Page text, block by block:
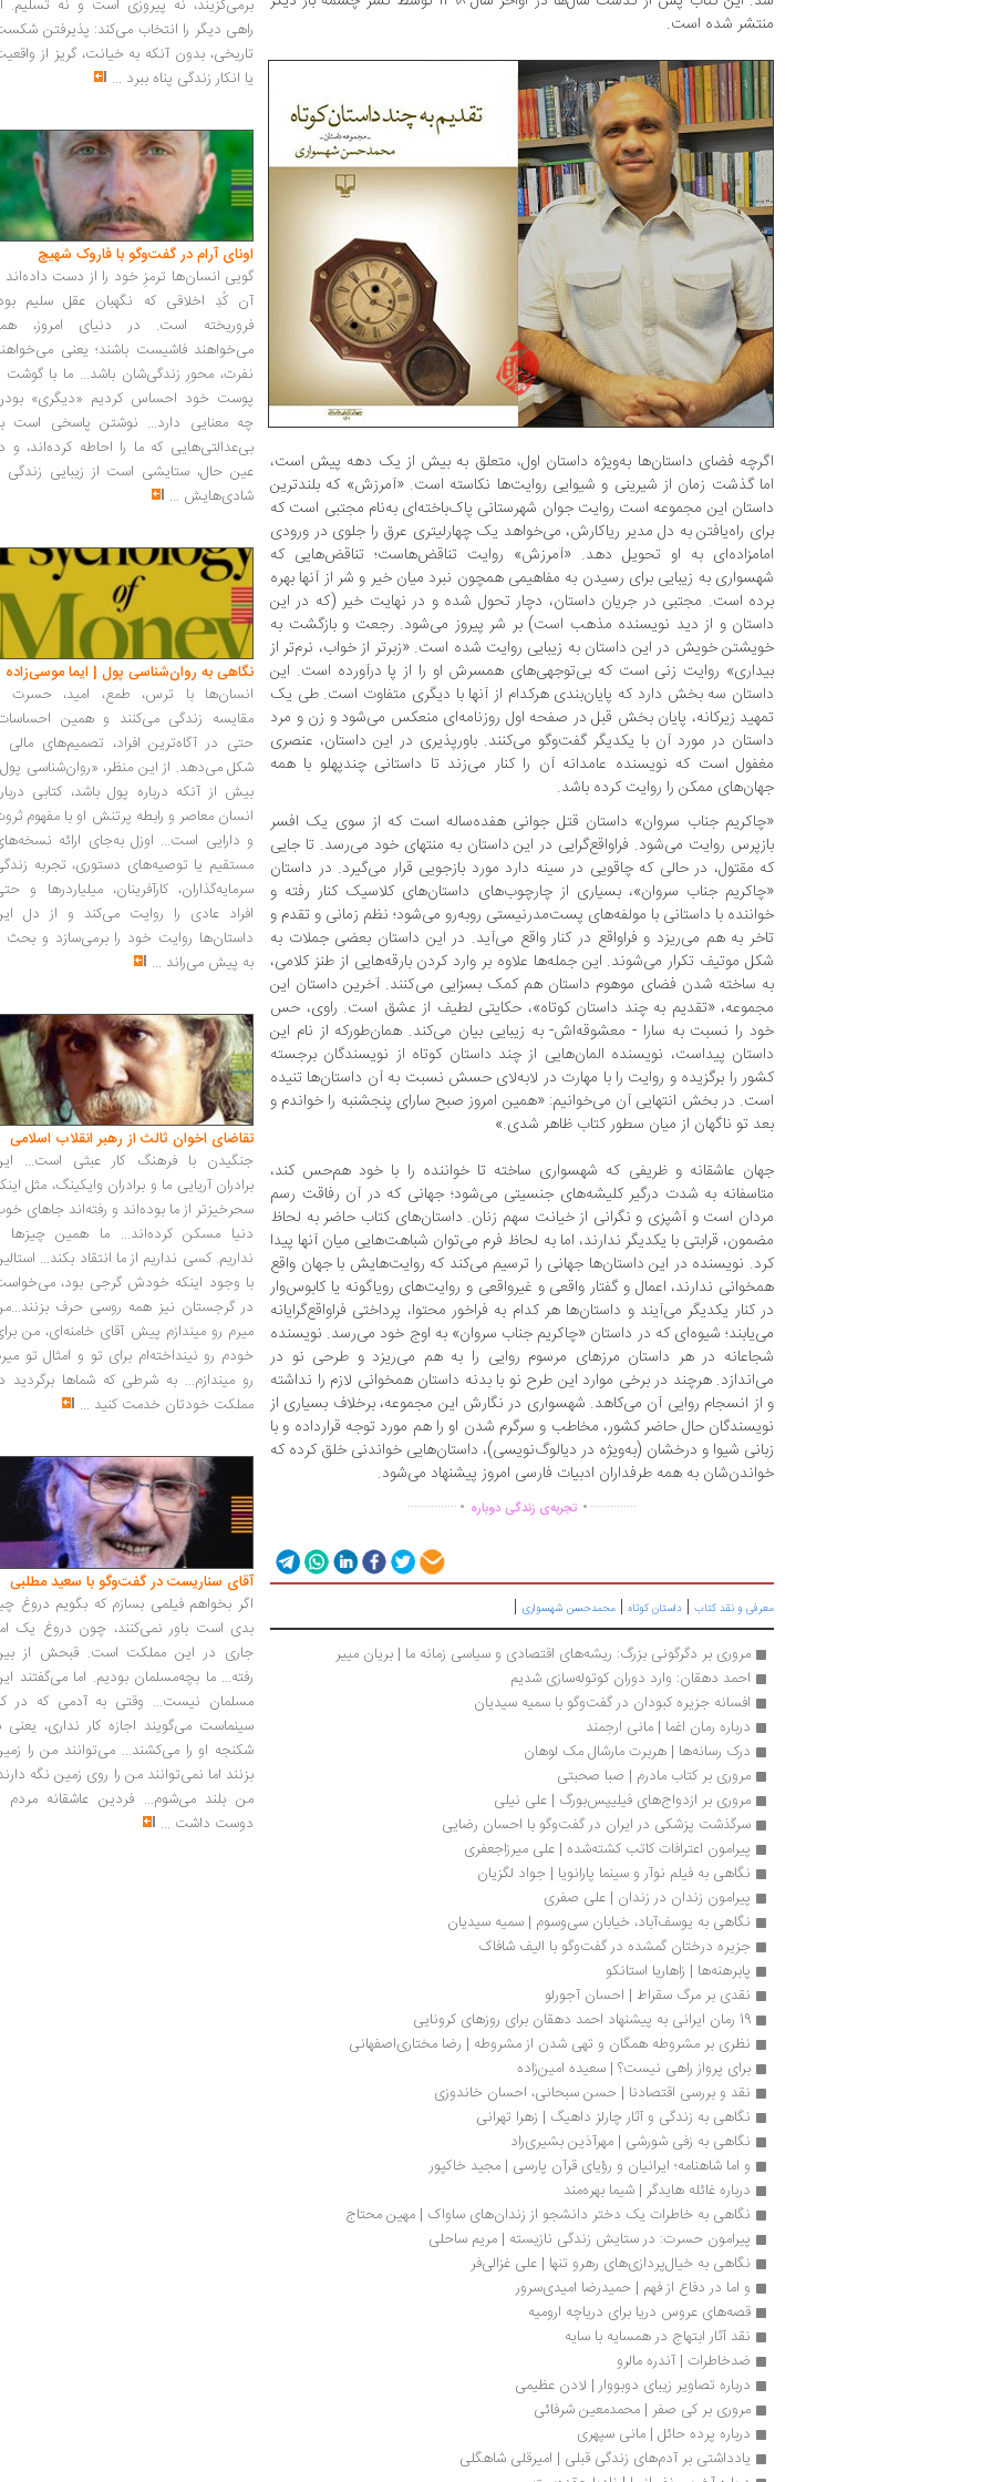
منتشر شده است.
اگرچه فضای داستان‌ها به‌ویژه داستان اول، متعلق به بیش از یک دهه پیش است،
اما گذشت زمان از شیرینی و شیوایی روایت‌ها نکاسته است. «آمرزش» که بلندترین
داستان این مجموعه است روایت جوان شهرستانی پاک‌باخته‌ای به‌نام مجتبی است که
برای راه‌یافتن به دل مدیر ریاکارش، می‌خواهد یک چهارلیتری عرق را جلوی در ورودی
امامزاده‌ای به او تحویل دهد. «آمرزش» روایت تناقض‌هاست؛ تناقض‌هایی که
شهسواری به زیبایی برای رسیدن به مفاهیمی همچون نبرد میان خیر و شر از آنها بهره
برده‌ است. مجتبی در جریان داستان، دچار تحول شده و در نهایت خیر (که در این
داستان و از دید نویسنده مذهب است) بر شر پیروز می‌شود. رجعت و بازگشت به
خویشتن خویش در این داستان به زیبایی روایت شده است. «زبرتر از خواب، نرم‌تر از
بیداری» روایت زنی است که بی‌توجهی‌های همسرش او را از پا درآورده است. این
داستان سه بخش دارد که پایان‌بندی هرکدام از آنها با دیگری متفاوت است. طی یک
تمهید زیرکانه، پایان بخش قبل در صفحه اول روزنامه‌ای منعکس می‌شود و زن و مرد
داستان در مورد آن با یکدیگر گفت‌وگو می‌کنند. باورپذیری در این داستان، عنصری
مغفول است که نویسنده عامدانه آن را کنار می‌زند تا داستانی چندپهلو با همه
جهان‌های ممکن را روایت کرده باشد.
«چاکریم جناب سروان» داستان قتل جوانی هفده‌ساله است که از سوی یک افسر
بازپرس روایت می‌شود. فراواقع‌گرایی در این داستان به منتهای خود می‌رسد. تا جایی
که مقتول، در حالی که چاقویی در سینه دارد مورد بازجویی قرار می‌گیرد. در داستان
«چاکریم جناب سروان»، بسیاری از چارچوب‌های داستان‌های کلاسیک کنار رفته و
خواننده با داستانی با مولفه‌های پست‌مدرنیستی روبه‌رو می‌شود؛ نظم زمانی و تقدم و
تاخر به هم می‌ریزد و فراواقع در کنار واقع می‌آید. در این داستان بعضی جملات به‌
شکل موتیف تکرار می‌شوند. این جمله‌ها علاوه بر وارد کردن بارقه‌هایی از طنز کلامی،
به ساخته شدن فضای موهوم داستان هم کمک بسزایی می‌کنند. آخرین داستان این
مجموعه، «تقدیم به چند داستان کوتاه»، حکایتی لطیف از عشق است. راوی، حس
خود را نسبت به سارا - معشوقه‌اش- به زیبایی بیان می‌کند. همان‌طورکه از نام این
داستان پیداست، نویسنده المان‌هایی از چند داستان کوتاه از نویسندگان برجسته
کشور را برگزیده و روایت را با مهارت در لابه‌لای حسش نسبت به آن داستان‌ها تنیده
است. در بخش انتهایی آن می‌خوانیم: «همین امروز صبح سارای پنجشنبه را خواندم و
بعد تو ناگهان از میان سطور کتاب ظاهر شدی.»
جهان عاشقانه و ظریفی که شهسواری ساخته تا خواننده را با خود هم‌حس کند،
متاسفانه به ‌شدت درگیر کلیشه‌های جنسیتی می‌شود؛ جهانی که در آن رفاقت رسم
مردان است و آشپزی و نگرانی از خیانت سهم زنان. داستان‌های کتاب حاضر به ‌لحاظ
مضمون، قرابتی با یکدیگر ندارند، اما به‌ لحاظ فرم می‌توان شباهت‌هایی میان آنها پیدا
کرد. نویسنده در این داستان‌ها جهانی را ترسیم می‌کند که روایت‌هایش با جهان واقع
همخوانی ندارند، اعمال و گفتار واقعی و غیرواقعی و روایت‌های رویاگونه یا کابوس‌وار
در کنار یکدیگر می‌آیند و داستان‌ها هر کدام به فراخور محتوا، پرداختی فراواقع‌گرایانه
می‌یابند؛ شیوه‌ای که در داستان «چاکریم جناب سروان» به اوج خود می‌رسد. نویسنده
شجاعانه در هر داستان مرزهای مرسوم روایی را به ‌هم ‌می‌ریزد و طرحی نو در
می‌اندازد. هرچند در برخی موارد این طرح نو با بدنه داستان همخوانی لازم را نداشته
و از انسجام روایی آن می‌کاهد. شهسواری در نگارش این مجموعه، برخلاف بسیاری از
نویسندگان حال حاضر کشور، مخاطب و سرگرم شدن او را هم مورد توجه قرارداده و با
زبانی شیوا و درخشان (به‌ویژه در دیالوگ‌نویسی)، داستان‌هایی خواندنی خلق کرده که
خواندن‌شان به همه طرفداران ادبیات فارسی امروز پیشنهاد می‌شود.
................ تجربه‌ی زندگی دوباره...............
معرفی و نقد کتاب | داستان کوتاه | محمدحسن شهسواری |
مروری بر دگرگونی بزرگ: ریشه‌های اقتصادی و سیاسی زمانه ما | بریان مییر
احمد دهقان: وارد دوران کوتوله‌سازی شدیم
افسانه جزیره کبودان در گفت‌وگو با سمیه سیدیان
درباره رمان اغما | مانی ارجمند
درک رسانه‌ها | هربرت مارشال مک لوهان
مروری بر کتاب مادرم | صبا صحبتی
مروری بر ازدواج‌های فیلیپس‌بورگ | علی نیلی
سرگذشت پزشکی در ایران در گفت‌وگو با احسان رضایی
پیرامون اعترافات کاتب کشته‌شده | علی میرزاجعفری
نگاهی به فیلم نوآر و سینما پارانویا | جواد لگزیان
پیرامون زندان در زندان | علی صفری
نگاهی به یوسف‌آباد، خیابان سی‌وسوم | سمیه سیدیان
جزیره درختان گمشده در گفت‌وگو با الیف شافاک
پابرهنه‌ها | زاهاریا استانکو
نقدی بر مرگ سقراط | احسان آجورلو
19 رمان ایرانی به پیشنهاد احمد دهقان برای روزهای کرونایی
نظری بر مشروطه همگان و تهی ‎شدن از مشروطه | رضا مختاری‌اصفهانی
برای پرواز راهی نیست؟ | سعیده امین‌زاده
نقد و بررسی اقتصادنا | حسن سبحانی، احسان خاندوزی
نگاهی به زندگی و آثار چارلز داهیگ | زهرا تهرانی
نگاهی به زفی شورشی | مهرآذین بشیری‌راد
و اما شاهنامه؛ ایرانیان و رؤیای قرآن پارسی | مجید خاکپور
درباره غائله هایدگر | شیما بهره‌مند
نگاهی به خاطرات یک دختر دانشجو از زندان‌های ساواک | مهین محتاج
پیرامون حسرت: در ستایش زندگی نازیسته | مریم ساحلی
نگاهی به خیال‌پردازی‌های رهرو تنها | علی غزالی‌فر
و اما در دفاع از فهم | حمیدرضا امیدی‌سرور
قصه‌های عروس دریا برای دریاچه ارومیه
نقد آثار ابتهاج در همسایه با سایه
ضدخاطرات | آندره مالرو
درباره تصاویر زیبای دوبووار | لادن عظیمی
مروری بر کی صفر | محمدمعین شرفائی
درباره پرده حائل | مانی سپهری
یادداشتی بر آدم‌های زندگی قبلی | امیرقلی شاهگلی
برمی‌گزیند، نه پیروزی است و نه تسلیم.
راهی دیگر را انتخاب می‌کند: پذیرفتن
تاریخی، بدون آنکه به خیانت، گریز از
یا انکار زندگی پناه ببرد ...
اونای آرام در گفت‌وگو با فاروک شهیچ‭
گویی انسان‌ها ترمزِ خود را از دست داده‌اند
آن کُدِ اخلاقی که نگهبان عقل سلیم
فروریخته است. در دنیای امروز،
می‌خواهند فاشیست باشند؛ یعنی
نفرت، محورِ زندگی‌شان باشد... ما با گوشت
پوست خود احساس کردیم «دیگری»
چه معنایی دارد... نوشتن پاسخی است
بی‌عدالتی‌هایی که ما را احاطه کرده‌اند، و
عین حال، ستایشی است از زیبایی زندگی
شادی‌هایش ...
نگاهی به روان‌شناسی پول | ایما موسی‌زاده
انسان‌ها با ترس، طمع، امید، حسرت
مقایسه زندگی می‌کنند و همین
حتی در آگاه‌ترین افراد، تصمیم‌های مالی
شکل می‌دهد. از این منظر، «روان‌شناسی
بیش از آنکه درباره پول باشد، کتابی
انسان معاصر و رابطه پرتنش او با مفهوم
و دارایی است... اوزل به‌جای ارائه
مستقیم یا توصیه‌های دستوری، تجربه
سرمایه‌گذاران، کارآفرینان، میلیاردرها و
افراد عادی را روایت می‌کند و از دل
داستان‌ها روایت خود را برمی‌سازد و بحث
به پیش می‌راند ...
تقاضای اخوان ثالث از رهبر انقلاب اسلامی
جنگیدن با فرهنگ کار عبثی است...
برادران آریایی ما و برادران وایکینگ، مثل
سحرخیزتر از ما بوده‌اند و رفته‌اند جاهای
دنیا مسکن کرده‌اند... ما همین چیزها
نداریم. کسی نداریم از ما انتقاد بکند...
با وجود اینکه خودش گرجی بود،
در گرجستان نیز همه روسی حرف
میرم رو میندازم پیش آقای خامنه‌ای، من
خودم رو نینداخته‌ام برای تو و امثال تو
رو میندازم... به شرطی که شماها برگردید
مملکت خودتان خدمت کنید ...
آقای سناریست در گفت‌وگو با سعید مطلبی
اگر بخواهم فیلمی بسازم که بگویم دروغ
بدی است باور نمی‌کنند، چون دروغ یک
جاری در این مملکت است. قبحش از
رفته... ما بچه‌مسلمان بودیم. اما می‌گفتند
مسلمان نیست... وقتی به آدمی که در
سینماست می‌گویند اجازه کار نداری، یعنی
شکنجه او را می‌کشند... می‌توانند من را
بزنند اما نمی‌توانند من را روی زمین نگه
من بلند می‌شوم... فردین عاشقانه مردم
دوست داشت ...